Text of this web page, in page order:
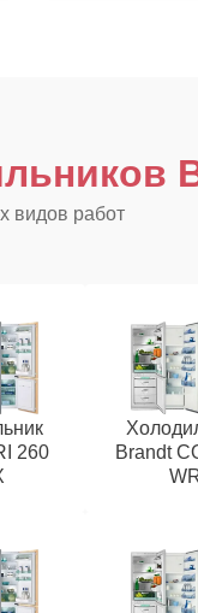
видов работ
260
Brandt